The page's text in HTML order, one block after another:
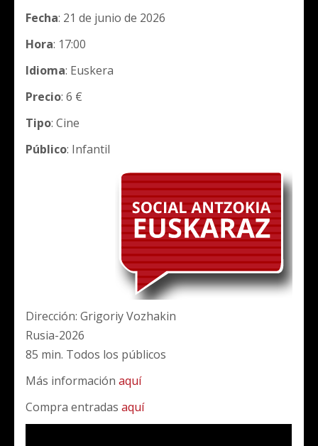
Fecha: 21 de junio de 2026
Hora: 17:00
Idioma: Euskera
Precio: 6 €
Tipo: Cine
Público: Infantil
Dirección: Grigoriy Vozhakin
Rusia-2026
85 min. Todos los públicos
Más informaciónaquí
Compra entradasaquí